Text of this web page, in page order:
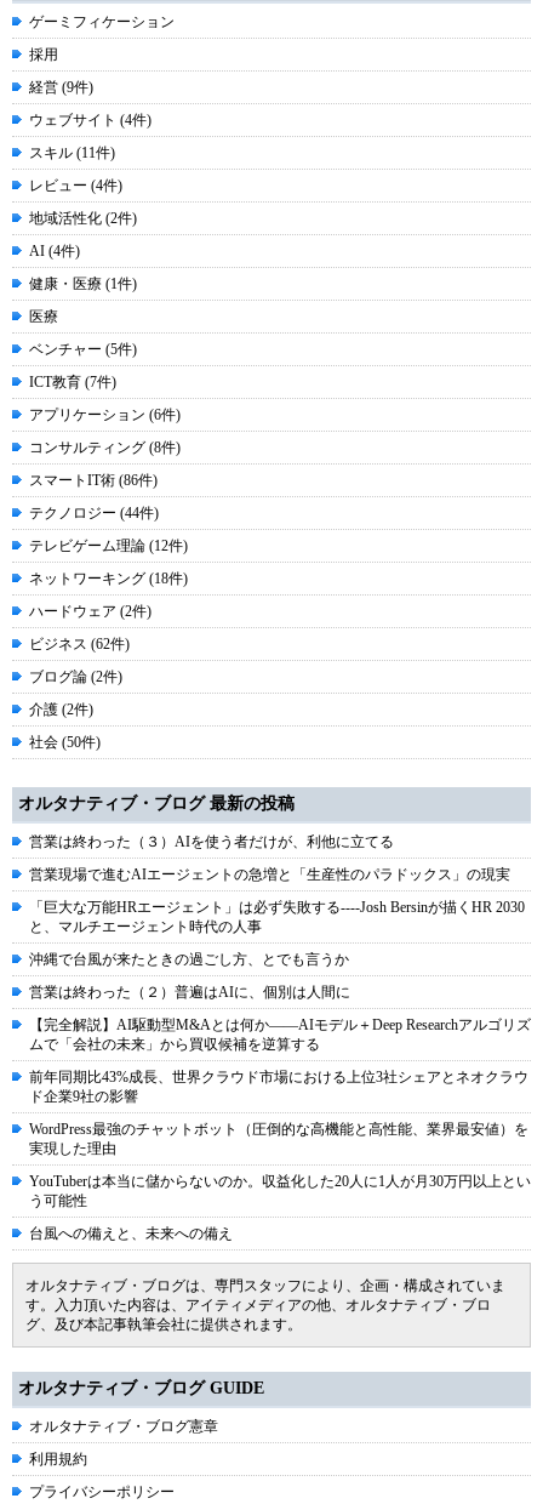
ゲーミフィケーション
採用
経営 (9件)
ウェブサイト (4件)
スキル (11件)
レビュー (4件)
地域活性化 (2件)
AI (4件)
健康・医療 (1件)
医療
ベンチャー (5件)
ICT教育 (7件)
アプリケーション (6件)
コンサルティング (8件)
スマートIT術 (86件)
テクノロジー (44件)
テレビゲーム理論 (12件)
ネットワーキング (18件)
ハードウェア (2件)
ビジネス (62件)
ブログ論 (2件)
介護 (2件)
社会 (50件)
オルタナティブ・ブログ 最新の投稿
営業は終わった（３）AIを使う者だけが、利他に立てる
営業現場で進むAIエージェントの急増と「生産性のパラドックス」の現実
「巨大な万能HRエージェント」は必ず失敗する----Josh Bersinが描くHR 2030
と、マルチエージェント時代の人事
沖縄で台風が来たときの過ごし方、とでも言うか
営業は終わった（２）普遍はAIに、個別は人間に
【完全解説】AI駆動型M&Aとは何か――AIモデル＋Deep Researchアルゴリズ
ムで「会社の未来」から買収候補を逆算する
前年同期比43%成長、世界クラウド市場における上位3社シェアとネオクラウ
ド企業9社の影響
WordPress最強のチャットボット（圧倒的な高機能と高性能、業界最安値）を
実現した理由
YouTuberは本当に儲からないのか。収益化した20人に1人が月30万円以上とい
う可能性
台風への備えと、未来への備え
オルタナティブ・ブログは、専門スタッフにより、企画・構成されていま
す。入力頂いた内容は、アイティメディアの他、オルタナティブ・ブロ
グ、及び本記事執筆会社に提供されます。
オルタナティブ・ブログ GUIDE
オルタナティブ・ブログ憲章
利用規約
プライバシーポリシー